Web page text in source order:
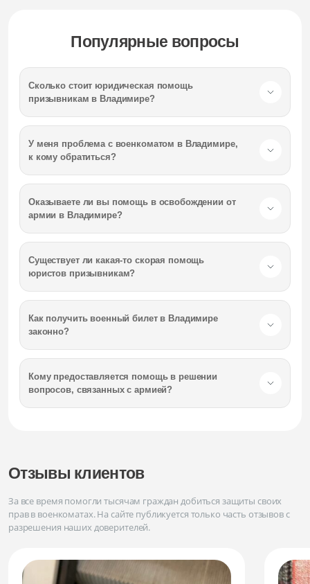
Популярные вопросы
Сколько стоит юридическая помощь
призывникам в Владимире?
У меня проблема с военкоматом в Владимире,
к кому обратиться?
Оказываете ли вы помощь в освобождении от
армии в Владимире?
Существует ли какая-то скорая помощь
юристов призывникам?
Как получить военный билет в Владимире
законно?
Кому предоставляется помощь в решении
вопросов, связанных с армией?
Отзывы клиентов
За все время помогли тысячам граждан добиться защиты своих
прав в военкоматах. На сайте публикуется только часть отзывов с
разрешения наших доверителей.